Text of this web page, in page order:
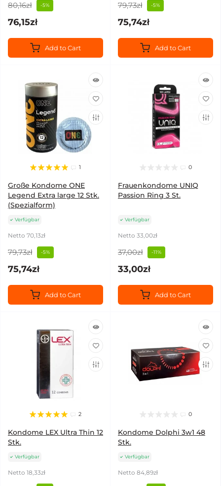
80,16zł -5%
76,15zł
Add to Cart
79,73zł -5%
75,74zł
Add to Cart
1
Große Kondome ONE
Legend Extra large 12 Stk.
(Spezialform)
Verfügbar
Netto 70,13zł
79,73zł -5%
75,74zł
Add to Cart
0
Frauenkondome UNIQ
Passion Ring 3 St.
Verfügbar
Netto 33,00zł
37,00zł -11%
33,00zł
Add to Cart
2
Kondome LEX Ultra Thin 12
Stk.
Verfügbar
Netto 18,33zł
0
Kondome Dolphi 3w1 48
Stk.
Verfügbar
Netto 84,89zł